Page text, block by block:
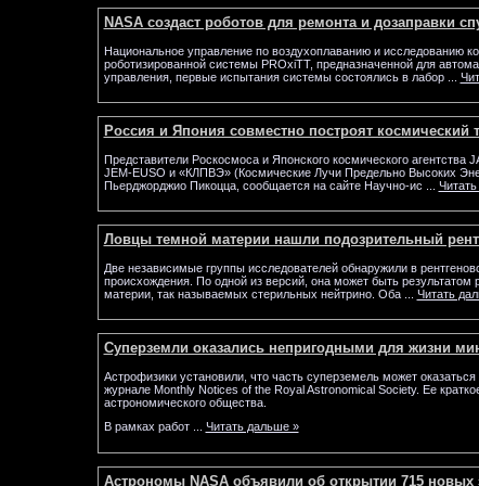
NASA создаст роботов для ремонта и дозаправки
Национальное управление по воздухоплаванию и исследованию
роботизированной системы PROxiTT, предназначенной для
управления, первые испытания системы состоялись в лабор
Россия и Япония совместно построят космический
Представители Роскосмоса и Японского космического агентства
JEM-EUSO и «КЛПВЭ» (Космические Лучи Предельно Высоких
Пьерджорджио Пикоцца, сообщается на сайте Научно-ис
Ловцы темной материи нашли подозрительный
Две независимые группы исследователей обнаружили в
происхождения. По одной из версий, она может быть результатом
материи, так называемых стерильных нейтрино. Оба
Читать
Суперземли оказались непригодными для жизни
Астрофизики установили, что часть суперземель может
журнале Monthly Notices of the Royal Astronomical Society. Ее
астрономического общества.
В рамках работ
Читать дальше »
Астрономы NASA объявили об открытии 715 новых